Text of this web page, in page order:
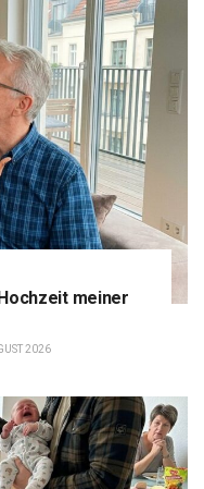
meiner
2026